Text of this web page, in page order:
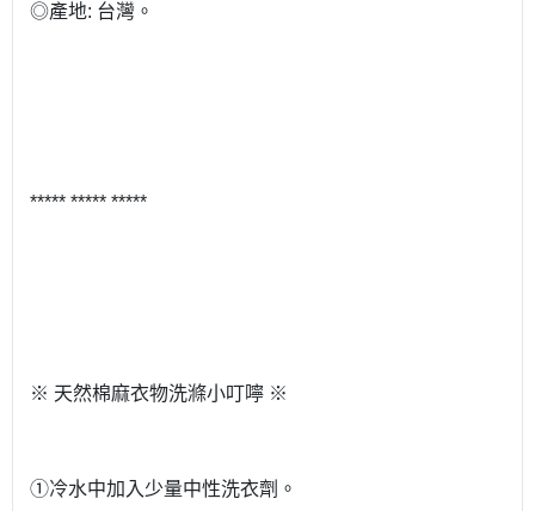
◎產地: 台灣。
***** ***** *****
※ 天然棉麻衣物洗滌小叮嚀 ※
①冷水中加入少量中性洗衣劑。